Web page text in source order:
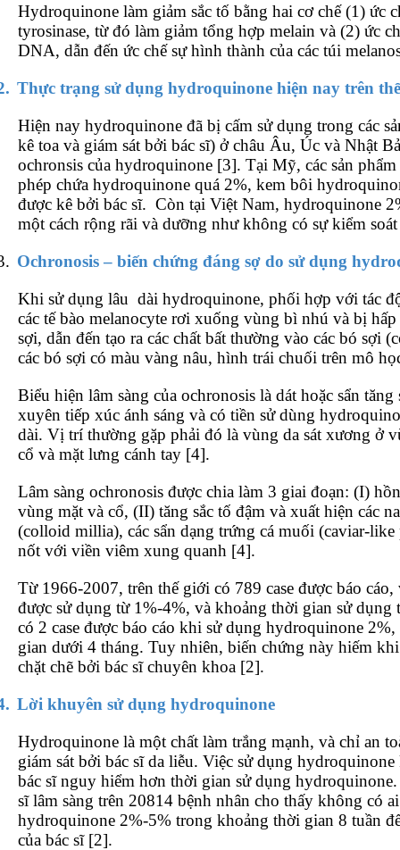
Hydroquinone làm giảm sắc tố bằng hai cơ chế (1) ức
tyrosinase, từ đó làm giảm tổng hợp melain và (2) ức
DNA, dẫn đến ức chế sự hình thành của các túi
Thực trạng sử dụng hydroquinone hiện nay trên
Hiện nay hydroquinone đã bị cấm sử dụng trong các
kê toa và giám sát bởi bác sĩ) ở châu Âu, Úc và Nhật
ochronsis của hydroquinone [3]. Tại Mỹ, các sản
phép chứa hydroquinone quá 2%, kem bôi
được kê bởi bác sĩ. Còn tại Việt Nam, hydroquinone
một cách rộng rãi và dưỡng như không có sự kiểm
Ochronosis – biến chứng đáng sợ do sử dụng
Khi sử dụng lâu dài hydroquinone, phối hợp với tác
các tế bào melanocyte rơi xuống vùng bì nhú và bị
sợi, dẫn đến tạo ra các chất bất thường vào các bó sợi
các bó sợi có màu vàng nâu, hình trái chuối trên mô
Biểu hiện lâm sàng của ochronosis là dát hoặc sẩn
xuyên tiếp xúc ánh sáng và có tiền sử dùng
dài. Vị trí thường gặp phải đó là vùng da sát xương ở
cổ và mặt lưng cánh tay [4].
Lâm sàng ochronosis được chia làm 3 giai đoạn: (I)
vùng mặt và cổ, (II) tăng sắc tố đậm và xuất hiện các
(colloid millia), các sẩn dạng trứng cá muối (caviar-
nốt với viền viêm xung quanh [4].
Từ 1966-2007, trên thế giới có 789 case được báo
được sử dụng từ 1%-4%, và khoảng thời gian sử dụng
có 2 case được báo cáo khi sử dụng hydroquinone
gian dưới 4 tháng. Tuy nhiên, biến chứng này hiếm
chặt chẽ bởi bác sĩ chuyên khoa [2].
Lời khuyên sử dụng hydroquinone
Hydroquinone là một chất làm trắng mạnh, và chỉ an
giám sát bởi bác sĩ da liễu. Việc sử dụng
bác sĩ nguy hiểm hơn thời gian sử dụng
sĩ lâm sàng trên 20814 bệnh nhân cho thấy không có
hydroquinone 2%-5% trong khoảng thời gian 8 tuần
của bác sĩ [2].